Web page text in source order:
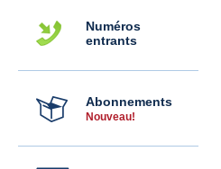
Numéros
entrants
Abonnements
Nouveau!